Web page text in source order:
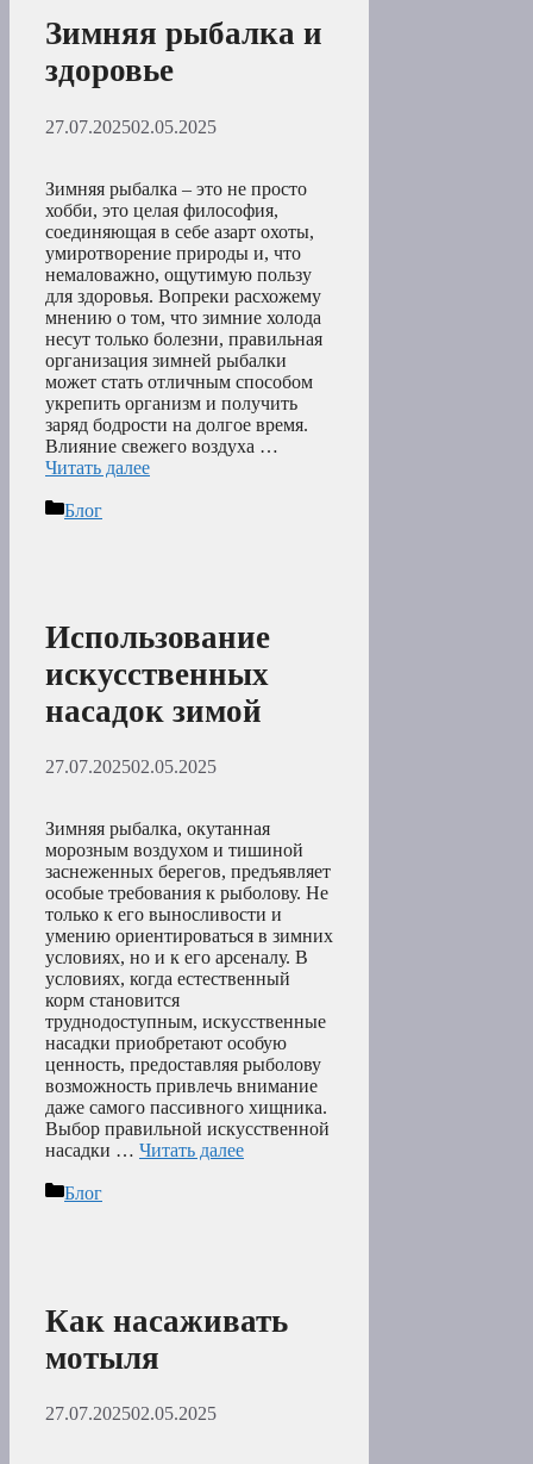
Зимняя рыбалка и
здоровье
27.07.202502.05.2025
Зимняя рыбалка – это не просто
хобби, это целая философия,
соединяющая в себе азарт охоты,
умиротворение природы и, что
немаловажно, ощутимую пользу
для здоровья. Вопреки расхожему
мнению о том, что зимние холода
несут только болезни, правильная
организация зимней рыбалки
может стать отличным способом
укрепить организм и получить
заряд бодрости на долгое время.
Влияние свежего воздуха …
Читать далее
Рубрики
Блог
Использование
искусственных
насадок зимой
27.07.202502.05.2025
Зимняя рыбалка, окутанная
морозным воздухом и тишиной
заснеженных берегов, предъявляет
особые требования к рыболову. Не
только к его выносливости и
умению ориентироваться в зимних
условиях, но и к его арсеналу. В
условиях, когда естественный
корм становится
труднодоступным, искусственные
насадки приобретают особую
ценность, предоставляя рыболову
возможность привлечь внимание
даже самого пассивного хищника.
Выбор правильной искусственной
насадки … Читать далее
Рубрики
Блог
Как насаживать
мотыля
27.07.202502.05.2025